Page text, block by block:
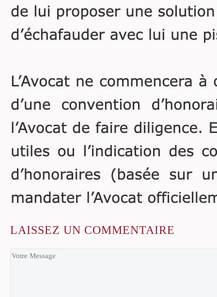
LAISSEZ UN COMMENTAIRE